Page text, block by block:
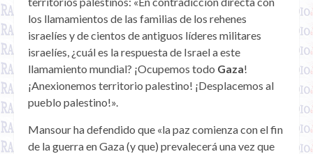
los llamamientos de las familias de los rehenes
israelíes y de cientos de antiguos líderes militares
israelíes, ¿cuál es la respuesta de Israel a este
llamamiento mundial? ¡Ocupemos todo Gaza!
¡Anexionemos territorio palestino! ¡Desplacemos al
pueblo palestino!».
Mansour ha defendido que «la paz comienza con el fin
de la guerra en Gaza (y que) prevalecerá una vez que